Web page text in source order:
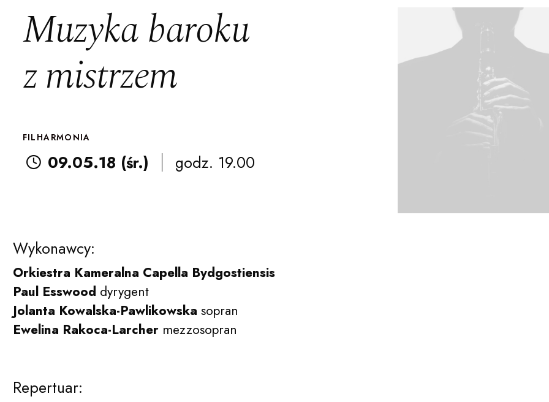
Filharmonia Pomorska im. Ignacego Jana Paderewskiego w Bydgoszczy
Muzyka baroku
z mistrzem
FILHARMONIA
09.05.18 (śr.) godz. 19.00
Wykonawcy:
Orkiestra Kameralna Capella Bydgostiensis
Paul Esswood dyrygent
Jolanta Kowalska-Pawlikowska sopran
Ewelina Rakoca-Larcher mezzosopran
Repertuar: